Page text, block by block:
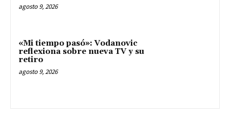
agosto 9, 2026
«Mi tiempo pasó»: Vodanovic
reflexiona sobre nueva TV y su
retiro
agosto 9, 2026